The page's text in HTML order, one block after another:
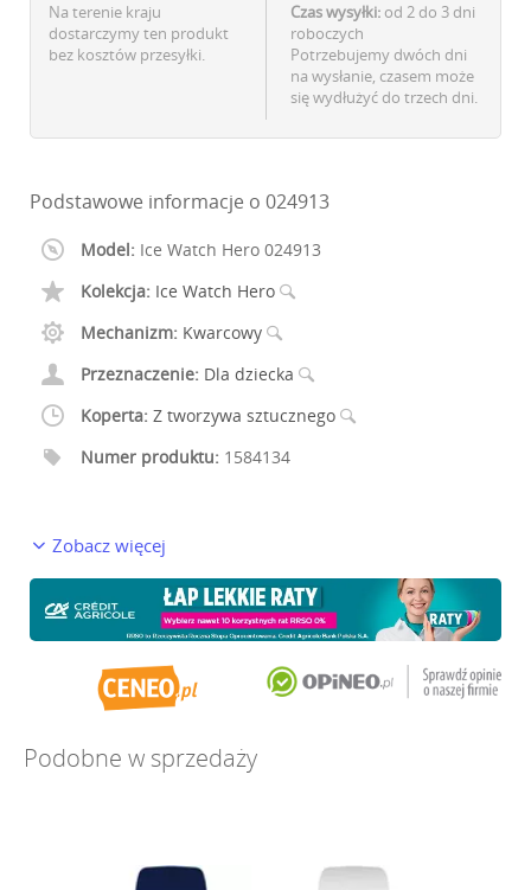
Na terenie kraju
dostarczymy ten produkt
bez kosztów przesyłki.
Czas wysyłki: od 2 do 3 dni
roboczych
Potrzebujemy dwóch dni
na wysłanie, czasem może
się wydłużyć do trzech dni.
Podstawowe informacje o 024913
Model: Ice Watch Hero 024913
Kolekcja: Ice Watch Hero
Mechanizm: Kwarcowy
Przeznaczenie: Dla dziecka
Koperta: Z tworzywa sztucznego
Numer produktu: 1584134
Zobacz więcej
Podobne w sprzedaży